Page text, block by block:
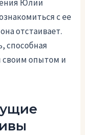
Юлии
с ее
отстаивает.
способная
своим опытом и